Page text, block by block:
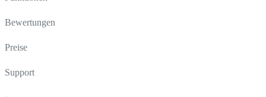
Bewertungen
Preise
Support